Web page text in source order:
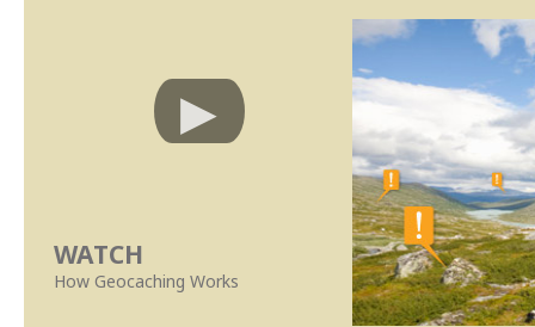
WATCH
How Geocaching Works